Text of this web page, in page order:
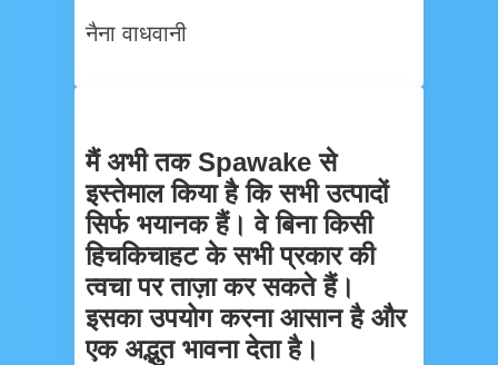
नैना वाधवानी
मैं अभी तक Spawake से
इस्तेमाल किया है कि सभी उत्पादों
सिर्फ भयानक हैं। वे बिना किसी
हिचकिचाहट के सभी प्रकार की
त्वचा पर ताज़ा कर सकते हैं।
इसका उपयोग करना आसान है और
एक अद्भुत भावना देता है।